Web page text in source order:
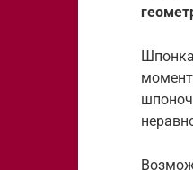
момент